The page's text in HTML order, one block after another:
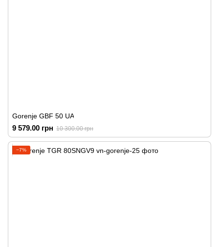
Gorenje GBF 50 UA
9 579.00 грн 10 300.00 грн
−7%